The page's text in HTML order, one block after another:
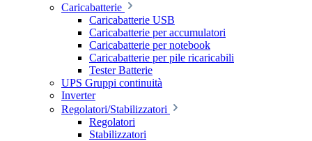
Caricabatterie
Caricabatterie USB
Caricabatterie per accumulatori
Caricabatterie per notebook
Caricabatterie per pile ricaricabili
Tester Batterie
UPS Gruppi continuità
Inverter
Regolatori/Stabilizzatori
Regolatori
Stabilizzatori